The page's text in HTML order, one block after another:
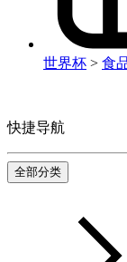
世界杯 > 食
快捷导航
全部分类